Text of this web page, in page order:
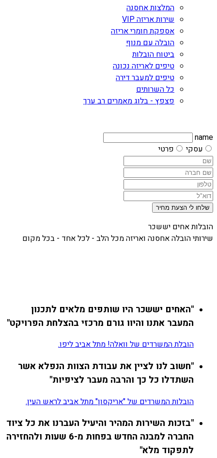
המלצות אחסנה
שירות אריזה VIP
אספקת חומרי אריזה
הובלה עם מנוף
ביטוח הובלות
טיפים לאריזה נכונה
טיפים למעבר דירה
כל השרותים
פצפץ - בלוג מאמרים רב ערך
name
עסקי
פרטי
שלחו לי הצעת מחיר
הובלות אחים יששכר
שירותי הובלה אחסנה ואריזה מכל הלב - לכל אחד - בכל מקום
"האחים יששכר היו שותפים מלאים לתכנון
המעבר אתנו והיוו גורם מרכזי בהצלחת הפרויקט"
הובלת המשרדים של וואלה! מתל אביב ליפו.
"חשוב לנו לציין את עבודת הצוות הנפלא אשר
השתדלו כל כך והרבה מעבר לציפיות"
הובלות המשרדים של "אריקסון" מתל אביב לראש העין.
"בזכות השירות המהיר והיעיל העברנו את כל ציוד
החברה למבנה החדש בפחות מ-6 שעות ולהחזירה
לתפקוד מלא"